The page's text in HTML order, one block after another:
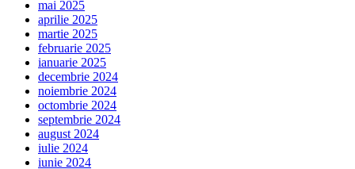
mai 2025
aprilie 2025
martie 2025
februarie 2025
ianuarie 2025
decembrie 2024
noiembrie 2024
octombrie 2024
septembrie 2024
august 2024
iulie 2024
iunie 2024